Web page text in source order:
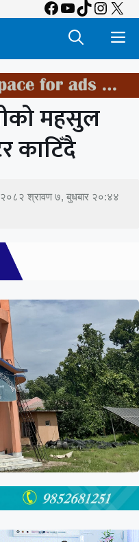
Facebook
YouTube
TikTok
X
महसुल
काटिँदै
२०८२ श्रावण ७, बुधबार २०:४४